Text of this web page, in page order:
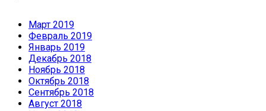
Март 2019
Февраль 2019
Январь 2019
Декабрь 2018
Ноябрь 2018
Октябрь 2018
Сентябрь 2018
Август 2018